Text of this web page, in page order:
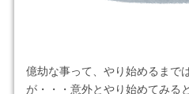
億劫な事って、やり始めるまで
が・・・意外とやり始めてみる